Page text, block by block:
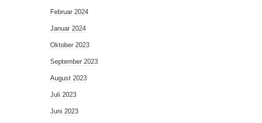
Februar 2024
Januar 2024
Oktober 2023
September 2023
August 2023
Juli 2023
Juni 2023